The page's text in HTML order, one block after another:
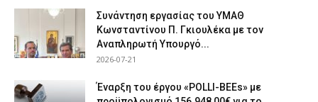
Συνάντηση εργασίας του ΥΜΑΘ
Κωνσταντίνου Π. Γκιουλέκα με τον
Αναπληρωτή Υπουργό...
2026-07-21
Έναρξη του έργου «POLLI-BEEs» με